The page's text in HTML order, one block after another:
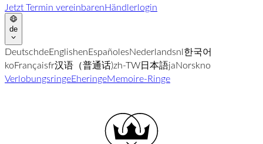
Jetzt Termin vereinbarenHändlerlogin
de
DeutschdeEnglishenEspañolesNederlandsnl한국어
koFrançaisfr汉语（普通话)zh-TW日本語jaNorskno
VerlobungsringeEheringeMemoire-Ringe